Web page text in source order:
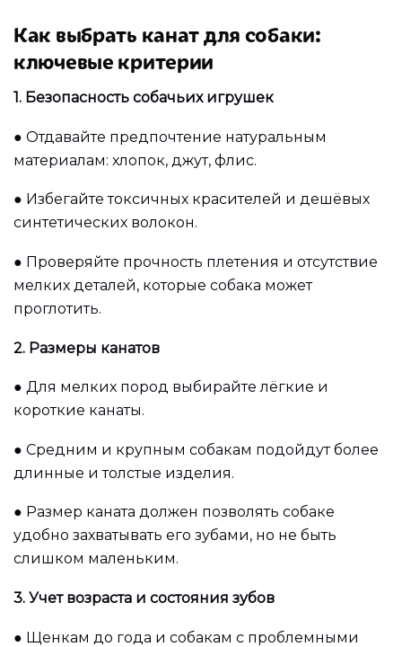
Как выбрать канат для собаки:
ключевые критерии
1. Безопасность собачьих игрушек
● Отдавайте предпочтение натуральным
материалам: хлопок, джут, флис.
● Избегайте токсичных красителей и дешёвых
синтетических волокон.
● Проверяйте прочность плетения и отсутствие
мелких деталей, которые собака может
проглотить.
2. Размеры канатов
● Для мелких пород выбирайте лёгкие и
короткие канаты.
● Средним и крупным собакам подойдут более
длинные и толстые изделия.
● Размер каната должен позволять собаке
удобно захватывать его зубами, но не быть
слишком маленьким.
3. Учет возраста и состояния зубов
● Щенкам до года и собакам с проблемными